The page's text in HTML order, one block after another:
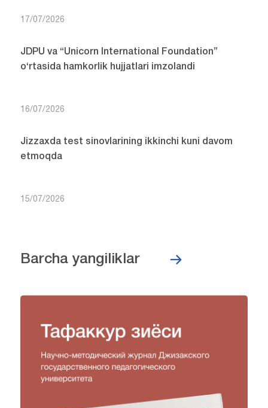
17/07/2026
JDPU va “Unicorn International Foundation”
o‘rtasida hamkorlik hujjatlari imzolandi
16/07/2026
Jizzaxda test sinovlarining ikkinchi kuni davom
etmoqda
15/07/2026
Barcha yangiliklar